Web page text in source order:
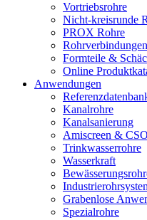
Vortriebsrohre
Nicht-kreisrunde
PROX Rohre
Rohrverbindungen
Formteile &
Online
Anwendungen
Kanalrohre
Kanalsanierung
Amiscreen & CSO
Trinkwasserrohre
Wasserkraft
Grabenlose
Spezialrohre